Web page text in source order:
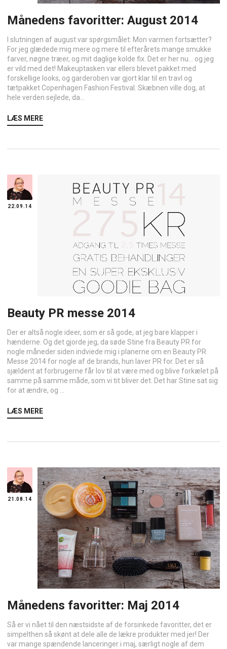
Månedens favoritter: August 2014
I slutningen af august var spørgsmålet: Mon varmen fortsætter?
For jeg glædede mig mere og mere til efterårets mange smukke
farver, nøgne træer, og mit daglige kolde fix. Det er her nu… og jeg
er vild med det! Makeuptasken var ellers blevet pakket med
forskellige looks, og garderoben var gjort klar til en travl og
tætpakket Copenhagen Fashion Festival. Skæbnen ville dog, at
hele verden sejlede, da...
LÆS MERE
22.09.14
Beauty PR messe 2014
Der er altså nogle ideer, som er så gode, at jeg bare klapper i
hænderne. Og det gjorde jeg, da søde Stine fra Beauty PR for
nogle måneder siden indviede mig i planerne om en Beauty PR
Messe 2014 for nogle af de brands, hun laver PR for. Det er så
sjældent at forbrugerne får lov til at være med og blive forkælet på
samme på samme måde, som vi tit bliver det. Det har Stine sat sig
for at ændre, og ...
LÆS MERE
21.08.14
Månedens favoritter: Maj 2014
Så er vi nået til den næstsidste af de forsinkede favoritter, det er
simpelthen så skønt at dele alle de lækre produkter med jer! Der
var mange spændende lanceringer i maj, særligt nogle af dem